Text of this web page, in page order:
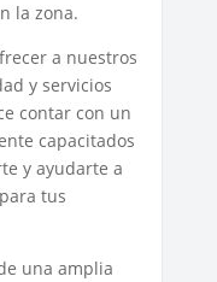
la zona.
a nuestros
y servicios
contar con un
capacitados
y ayudarte a
tus
una amplia